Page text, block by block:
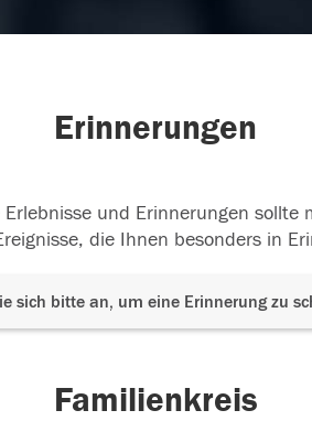
Erinnerungen
Erlebnisse und Erinnerungen sollte
die Ihnen besonders in
sich bitte an, um eine Erinnerung zu
Familienkreis